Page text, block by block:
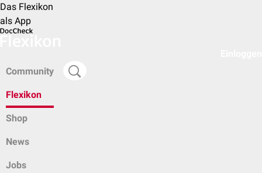
Das Flexikon
als App
Community
Flexikon
Shop
News
Jobs